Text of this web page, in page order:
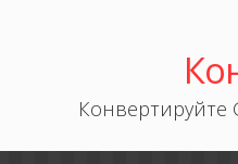
Конвертируйте